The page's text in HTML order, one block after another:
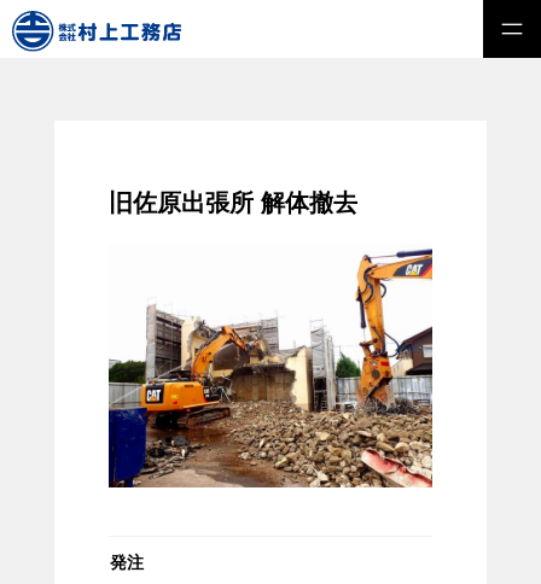
旧佐原出張所 解体撤去
発注